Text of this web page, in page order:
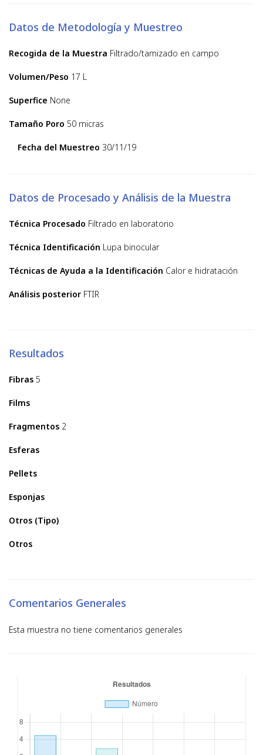
Datos de Metodología y Muestreo
Recogida de la Muestra Filtrado/tamizado en campo
Volumen/Peso 17 L
Superfice None
Tamaño Poro 50 micras
Fecha del Muestreo 30/11/19
Datos de Procesado y Análisis de la Muestra
Técnica Procesado Filtrado en laboratorio
Técnica Identificación Lupa binocular
Técnicas de Ayuda a la Identificación Calor e hidratación
Análisis posterior FTIR
Resultados
Fibras 5
Films
Fragmentos 2
Esferas
Pellets
Esponjas
Otros (Tipo)
Otros
Comentarios Generales
Esta muestra no tiene comentarios generales